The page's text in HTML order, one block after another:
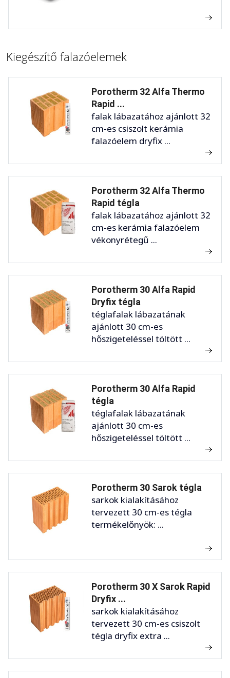
Kiegészítő falazóelemek
Porotherm 32 Alfa Thermo
Rapid ...
falak lábazatához ajánlott 32
cm-es csiszolt kerámia
falazóelem dryfix ...
Porotherm 32 Alfa Thermo
Rapid tégla
falak lábazatához ajánlott 32
cm-es kerámia falazóelem
vékonyrétegű ...
Porotherm 30 Alfa Rapid
Dryfix tégla
téglafalak lábazatának
ajánlott 30 cm-es
hőszigeteléssel töltött ...
Porotherm 30 Alfa Rapid
tégla
téglafalak lábazatának
ajánlott 30 cm-es
hőszigeteléssel töltött ...
Porotherm 30 Sarok tégla
sarkok kialakításához
tervezett 30 cm-es tégla
termékelőnyök: ...
Porotherm 30 X Sarok Rapid
Dryfix ...
sarkok kialakításához
tervezett 30 cm-es csiszolt
tégla dryfix extra ...